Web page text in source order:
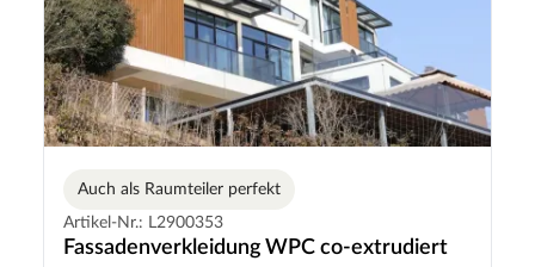
Auch als Raumteiler perfekt
Artikel-Nr.: L2900353
Fassadenverkleidung WPC co-extrudiert